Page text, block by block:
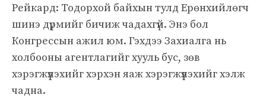
Рейкард: Тодорхой байхын тулд Ерөнхийлөгч
шинэ дүрмийг бичиж чадахгүй. Энэ бол
Конгрессын ажил юм. Гэхдээ Захиалга нь
холбооны агентлагийг хууль бус, зөв ​​
хэрэгжүүлэхийг хэрхэн яаж хэрэгжүүлэхийг хэлж
чадна.